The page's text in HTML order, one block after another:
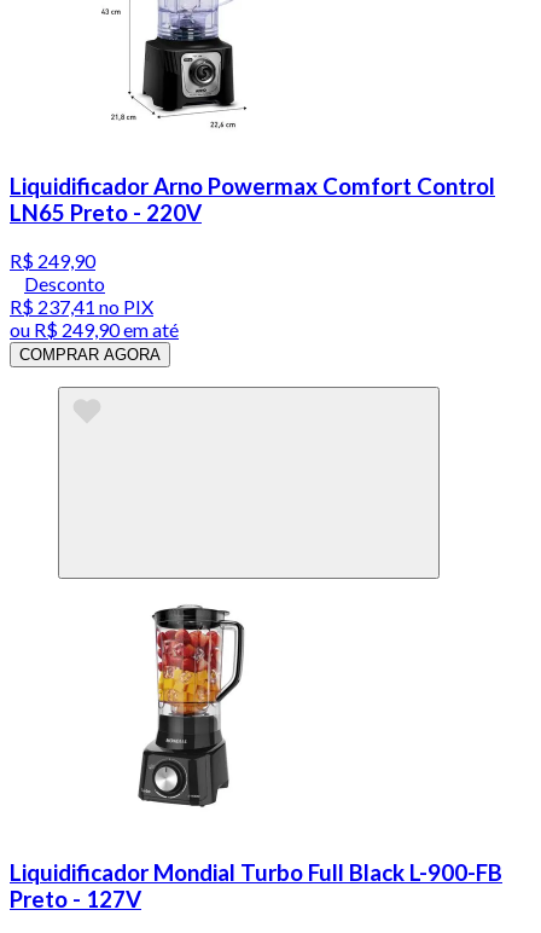
Liquidificador Arno Powermax Comfort Control
LN65 Preto - 220V
R$ 249,90
Desconto
R$ 237,41 no PIX
ou R$ 249,90em até
COMPRAR AGORA
Liquidificador Mondial Turbo Full Black L-900-FB
Preto - 127V